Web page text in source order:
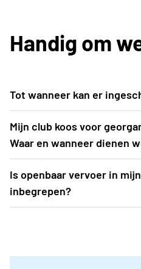
Handig om
Tot wanneer kan er
Inschrijven kan uiterlijk
of tot zolang de voorraad
Mijn club koos voor
Waar en wanneer dienen
De busroutes worden
inschrijvingen zijn
voor aanvang van het
Is openbaar vervoer in
inbegrepen?
toegang tot de zaal, het